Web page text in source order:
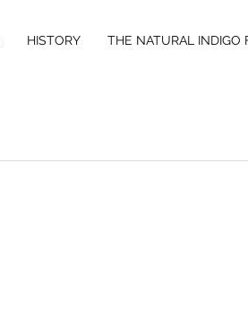
HISTORY THE NATURAL INDIGO